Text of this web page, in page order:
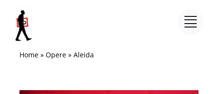
contenuto
Home» Opere» Aleida